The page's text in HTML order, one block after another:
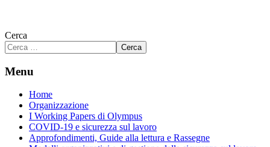
Cerca
Cerca
Menu
Home
Organizzazione
I Working Papers di Olympus
COVID-19 e sicurezza sul lavoro
Approfondimenti, Guide alla lettura e Rassegne